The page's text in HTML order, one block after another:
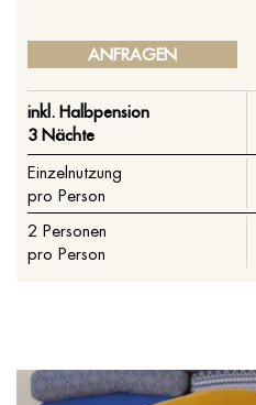
ANFRAGEN
inkl. Halbpension
3 Nächte
Einzelnutzung
pro Person
2 Personen
pro Person